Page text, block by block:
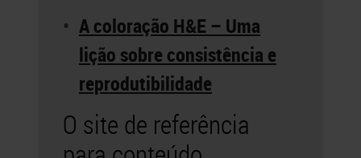
A coloração H&E – Uma
lição sobre consistência e
reprodutibilidade
O site de referência